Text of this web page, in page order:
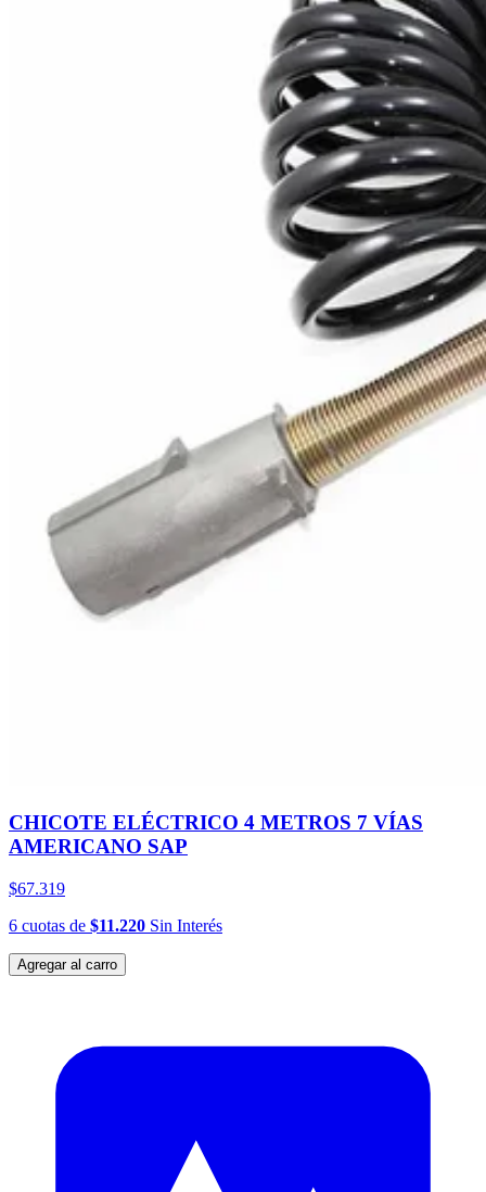
CHICOTE ELÉCTRICO 4 METROS 7 VÍAS
AMERICANO SAP
$67.319
6 cuotas de $11.220 Sin Interés
Agregar al carro